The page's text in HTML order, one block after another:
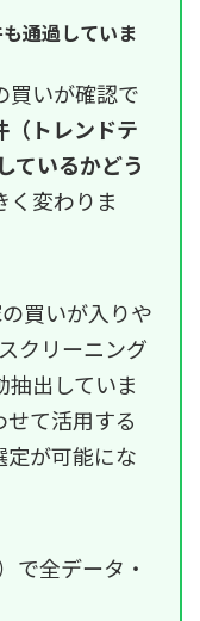
通過していま
買いが確認で
（トレンドテ
ているかどう
く変わりま
買いが入りや
クリーニング
出していま
て活用する
定が可能にな
で全データ・